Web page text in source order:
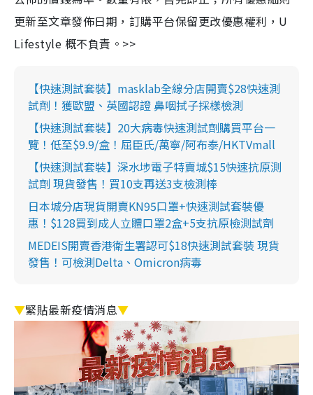
更新至文章發佈日期，訂購平台保留更改優惠權利，U
Lifestyle 概不負責。>>
【快速測試套裝】masklab全線分店開賣$28快速測
試劑！獲歐盟、英國認證 鼻咽拭子採樣檢測
【快速測試套裝】20大病毒快速測試劑購買平台一
覽！低至$9.9/盒！屈臣氏/萬寧/阿布泰/HKTVmall
【快速測試套裝】深水埗電子特賣城$15快速抗原測
試劑 現貨發售！買10支再送3支檢測棒
日本城分店現貨開賣KN95口罩+快速測試套裝優
惠！$128買到成人立體口罩2盒+5支抗原檢測試劑
MEDEIS開賣香港衛生署認可$18快速測試套裝 現貨
發售！可檢測Delta、Omicron病毒
▼緊貼最新疫情消息▼